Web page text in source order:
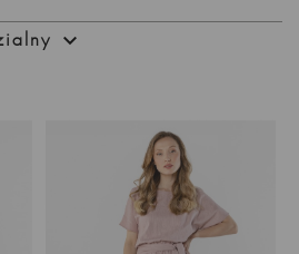
podkreśla kobiece kształty,
charakteru.
sukience lekkości, jednocześnie
Świeżości:
czystości, ale także wyraz
